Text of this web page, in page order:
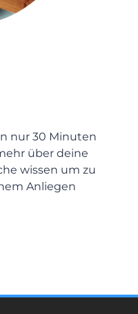
nur 30 Minuten
über deine
wissen um zu
Anliegen